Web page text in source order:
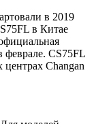
в 2019
в Китае
феврале. CS75FL
Changan